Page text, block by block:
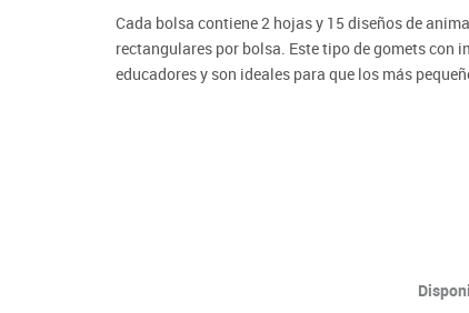
Lenguaje & idiomas
Cada bolsa contiene 2 hojas y 15 diseños de
rectangulares por bolsa. Este tipo de gomets con
educadores y son ideales para que los más